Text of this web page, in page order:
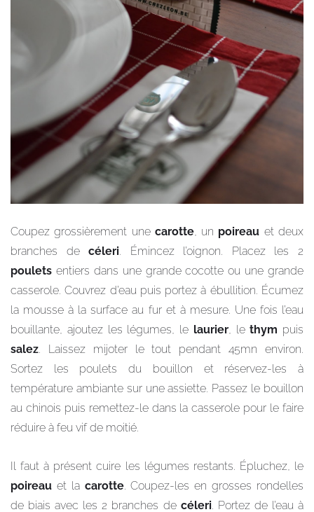
Coupez grossièrement une carotte, un poireau et deux
branches decéleri. Émincez l’oignon. Placez les 2
poulets entiers dans une grande cocotte ou une grande
casserole. Couvrez d’eau puis portez à ébullition. Écumez
la mousse à la surface au fur et à mesure. Une fois l’eau
bouillante, ajoutez les légumes, le laurier, lethym puis
salez. Laissez mijoter le tout pendant 45mn environ.
Sortez les poulets du bouillon et réservez-les à
température ambiante sur une assiette. Passez le bouillon
au chinois puis remettez-le dans la casserole pour le faire
réduire à feu vif de moitié.
Il faut à présent cuire les légumes restants. Épluchez, le
poireau et la carotte. Coupez-les en grosses rondelles
de biais avec les 2 branches de céleri. Portez de l’eau à